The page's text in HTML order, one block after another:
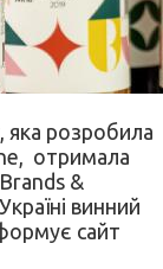
яка розробила
отримала
&
винний
сайт